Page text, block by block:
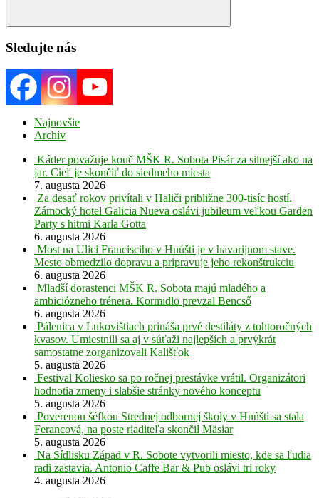
Search
Sledujte nás
Najnovšie
Archív
Káder považuje kouč MŠK R. Sobota Pisár za silnejší ako na
jar. Cieľ je skončiť do siedmeho miesta
7. augusta 2026
Za desať rokov privítali v Haliči približne 300-tisíc hostí.
Zámocký hotel Galicia Nueva oslávi jubileum veľkou Garden
Party s hitmi Karla Gotta
6. augusta 2026
Most na Ulici Francisciho v Hnúšti je v havarijnom stave.
Mesto obmedzilo dopravu a pripravuje jeho rekonštrukciu
6. augusta 2026
Mladší dorastenci MŠK R. Sobota majú mladého a
ambiciózneho trénera. Kormidlo prevzal Bencső
6. augusta 2026
Pálenica v Lukovištiach prináša prvé destiláty z tohtoročných
kvasov. Umiestnili sa aj v súťaži najlepších a prvýkrát
samostatne zorganizovali Kališťok
5. augusta 2026
Festival Koliesko sa po ročnej prestávke vrátil. Organizátori
hodnotia zmeny i slabšie stránky nového konceptu
5. augusta 2026
Poverenou šéfkou Strednej odbornej školy v Hnúšti sa stala
Ferancová, na poste riaditeľa skončil Mäsiar
5. augusta 2026
Na Sídlisku Západ v R. Sobote vytvorili miesto, kde sa ľudia
radi zastavia. Antonio Caffe Bar & Pub oslávi tri roky
4. augusta 2026